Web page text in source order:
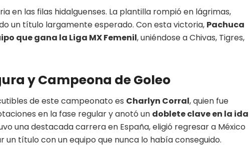
en las filas hidalguenses. La plantilla rompió en lágrimas,
un título largamente esperado. Con esta victoria, Pachuca
que gana la Liga MX Femenil, uniéndose a Chivas, Tigres,
y Campeona de Goleo
de este campeonato es Charlyn Corral, quien fue
en la fase regular y anotó un doblete clave en la ida
una destacada carrera en España, eligió regresar a México
un título con un equipo que nunca lo había conseguido.